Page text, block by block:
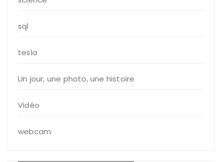
sql
tesla
Un jour, une photo, une histoire
Vidéo
webcam